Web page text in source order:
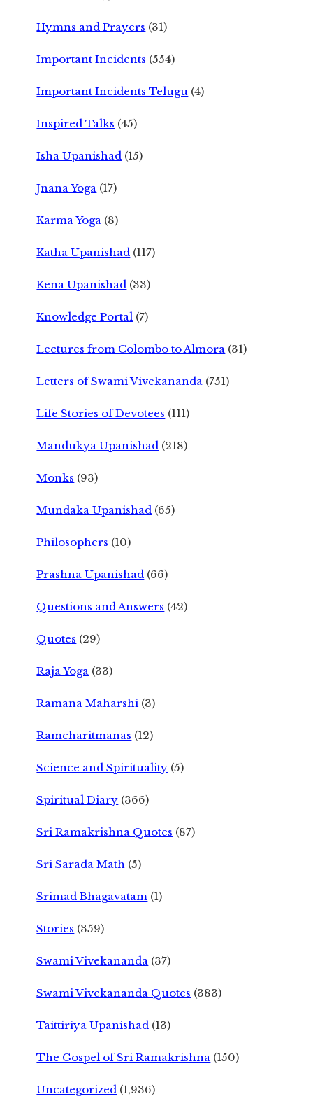
Hymns and Prayers (31)
Important Incidents (554)
Important Incidents Telugu (4)
Inspired Talks (45)
Isha Upanishad (15)
Jnana Yoga (17)
Karma Yoga (8)
Katha Upanishad (117)
Kena Upanishad (33)
Knowledge Portal (7)
Lectures from Colombo to Almora (31)
Letters of Swami Vivekananda (751)
Life Stories of Devotees (111)
Mandukya Upanishad (218)
Monks (93)
Mundaka Upanishad (65)
Philosophers (10)
Prashna Upanishad (66)
Questions and Answers (42)
Quotes (29)
Raja Yoga (33)
Ramana Maharshi (3)
Ramcharitmanas (12)
Science and Spirituality (5)
Spiritual Diary (366)
Sri Ramakrishna Quotes (87)
Sri Sarada Math (5)
Srimad Bhagavatam (1)
Stories (359)
Swami Vivekananda (37)
Swami Vivekananda Quotes (383)
Taittiriya Upanishad (13)
The Gospel of Sri Ramakrishna (150)
Uncategorized (1,936)